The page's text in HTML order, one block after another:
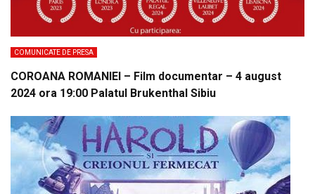
COMUNICATE DE PRESA
COROANA ROMANIEI – Film documentar – 4 august
2024 ora 19:00 Palatul Brukenthal Sibiu